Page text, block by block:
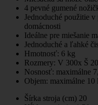
4 pevné gumené
Jednoduché použitie
domácnosti
Ideálne pre miešanie
Jednoduché a ľahké
Hmotnosť: 6 kg
Rozmery: V 300x Š
Nosnosť: maximálne
Objem: maximálne 10
Šírka stroja (cm) 20